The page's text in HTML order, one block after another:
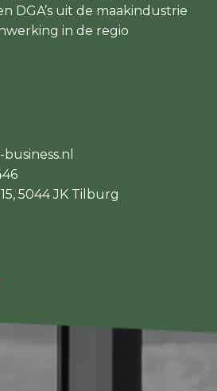
DGA’s uit de maakindustrie
in de regio
5044 JK Tilburg